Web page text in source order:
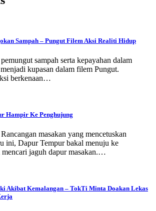
Sampah – Pungut Filem Aksi Realiti Hidup
sampah serta kepayahan dalam
kupasan dalam filem Pungut.
berkenaan…
Hampir Ke Penghujung
masakan yang mencetuskan
ini, Dapur Tempur bakal menuju ke
jaguh dapur masakan.…
Akibat Kemalangan – TokTi Minta Doakan Lekas